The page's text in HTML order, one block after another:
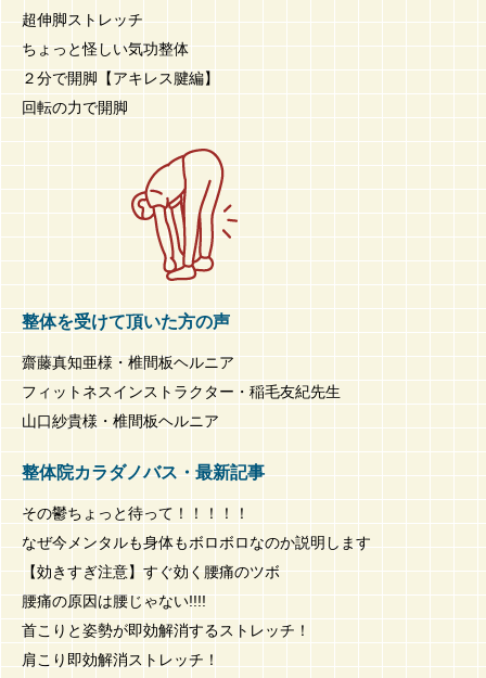
超伸脚ストレッチ
ちょっと怪しい気功整体
２分で開脚【アキレス腱編】
回転の力で開脚
整体を受けて頂いた方の声
齋藤真知亜様・椎間板ヘルニア
フィットネスインストラクター・稲毛友紀先生
山口紗貴様・椎間板ヘルニア
整体院カラダノバス・最新記事
その鬱ちょっと待って！！！！！
なぜ今メンタルも身体もボロボロなのか説明します
【効きすぎ注意】すぐ効く腰痛のツボ
腰痛の原因は腰じゃない!!!!
首こりと姿勢が即効解消するストレッチ！
肩こり即効解消ストレッチ！